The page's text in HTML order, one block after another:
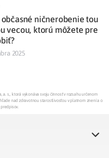
ničnerobenie tou
vecou, ktorú môžete pre
2025
s., ktorá vykonáva svoju činnosť v rozsahu určenom
nad zdravotnou starostlivosťou v platnom znení a o